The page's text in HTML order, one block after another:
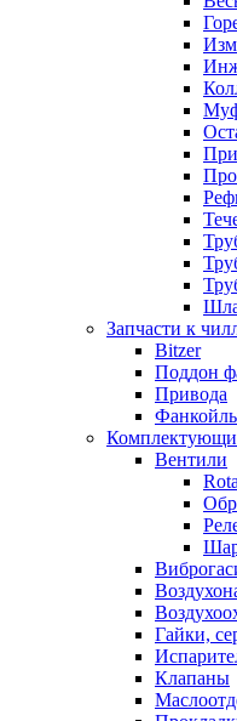
Запчасти к
Bitzer
Поддон
Привода
Вентили
Гайки,
Клапаны